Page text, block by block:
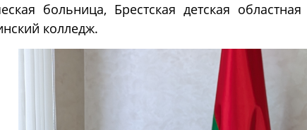
больница, Брестская детская
колледж.